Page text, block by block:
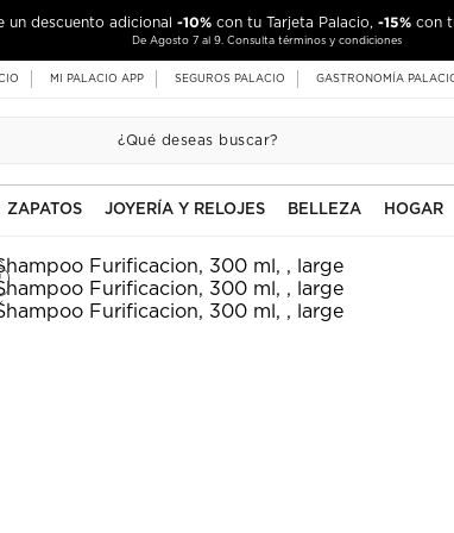
un descuento adicional -10% con tu Tarjeta Palacio, -15% con
De Agosto 7 al 9. Consulta términos y condiciones
MI PALACIO APP SEGUROS PALACIO GASTRONOMÍA
ZAPATOS JOYERÍA Y RELOJES BELLEZA HOGAR